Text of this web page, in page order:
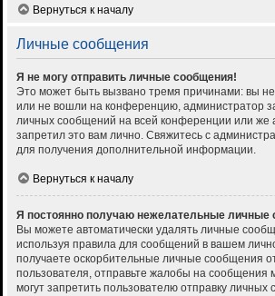
Вернуться к началу
Личные сообщения
Я не могу отправить личные сообщения!
Это может быть вызвано тремя причинами: вы
или не вошли на конференцию, администратор
личных сообщений на всей конференции или же
запретил это вам лично. Свяжитесь с
для получения дополнительной информации.
Вернуться к началу
Я постоянно получаю нежелательные личные
Вы можете автоматически удалять личные
используя правила для сообщений в вашем
получаете оскорбительные личные сообщения
пользователя, отправьте жалобы на сообщения
могут запретить пользователю отправку личных